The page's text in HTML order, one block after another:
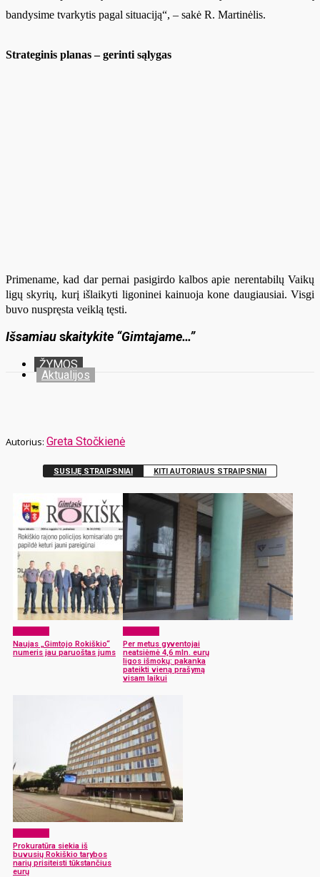
bandysime tvarkytis pagal situaciją“, – sakė R. Martinėlis.
Strateginis planas – gerinti sąlygas
Primename, kad dar pernai pasigirdo kalbos apie nerentabilų Vaikų
ligų skyrių, kurį išlaikyti ligoninei kainuoja kone daugiausiai. Visgi
buvo nuspręsta veiklą tęsti.
Išsamiauskaitykite “Gimtajame…”
ŽYMOS
Aktualijos
Greta Stočkienė
SUSIJĘ STRAIPSNIAI KITI AUTORIAUS STRAIPSNIAI
Naujas „Gimtojo Rokiškio“
numeris jau paruoštas jums
Per metus gyventojai
neatsiėmė 4,6 mln. eurų
ligos išmokų: pakanka
pateikti vieną prašymą
visam laikui
Prokuratūra siekia iš
buvusių Rokiškio tarybos
narių prisiteisti tūkstančius
eurų